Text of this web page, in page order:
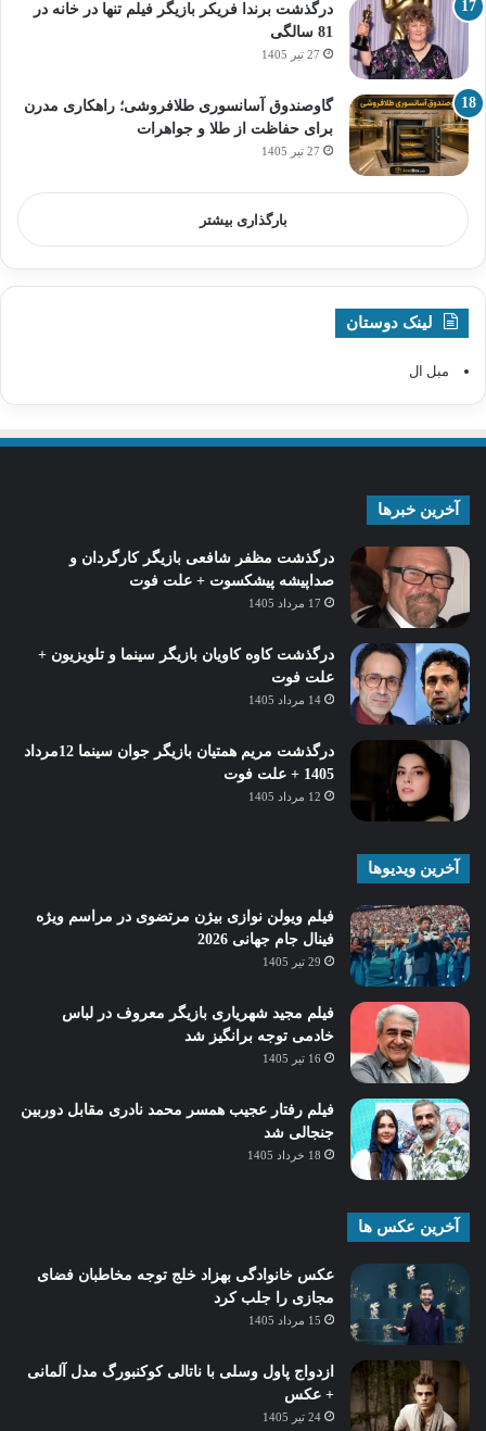
درگذشت برندا فریکر بازیگر فیلم تنها در خانه در
81 سالگی
27 تیر 1405
گاوصندوق آسانسوری طلافروشی؛ راهکاری مدرن
برای حفاظت از طلا و جواهرات
27 تیر 1405
بارگذاری بیشتر
لینک دوستان
مبل ال
آخرین خبرها
درگذشت مظفر شافعی بازیگر کارگردان و
صداپیشه پیشکسوت + علت فوت
17 مرداد 1405
درگذشت کاوه کاویان بازیگر سینما و تلویزیون +
علت فوت
14 مرداد 1405
درگذشت مریم همتیان بازیگر جوان سینما 12مرداد
1405 + علت فوت
12 مرداد 1405
آخرین ویدیوها
فیلم ویولن نوازی بیژن مرتضوی در مراسم ویژه
فینال جام جهانی 2026
29 تیر 1405
فیلم مجید شهریاری بازیگر معروف در لباس
خادمی توجه برانگیز شد
16 تیر 1405
فیلم رفتار عجیب همسر محمد نادری مقابل دوربین
جنجالی شد
18 خرداد 1405
آخرین عکس ها
عکس خانوادگی بهزاد خلج توجه مخاطبان فضای
مجازی را جلب کرد
15 مرداد 1405
ازدواج پاول وسلی با ناتالی کوکنبورگ مدل آلمانی
+ عکس
24 تیر 1405